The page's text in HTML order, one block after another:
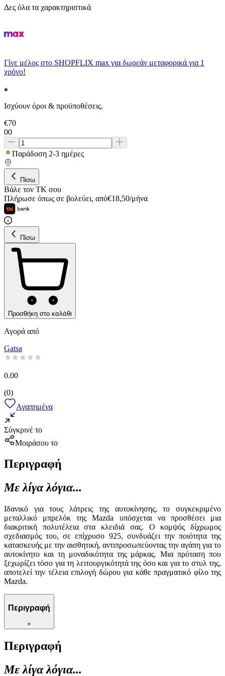
Δες όλα τα χαρακτηριστικά
Γίνε μέλος στο SHOPFLIX max για δωρεάν μεταφορικά για 1
χρόνο!
Ισχύουν όροι & προϋποθέσεις.
€70
00
Παράδοση 2-3 ημέρες
Πίσω
Βάλε τον ΤΚ σου
Πλήρωσε όπως σε βολεύει, από€18,50/μήνα
Πίσω
Προσθήκη στο καλάθι
Αγορά από
Gatsa
0.00
(0)
Αγαπημένα
Σύγκρινέ το
Μοιράσου το
Περιγραφή
Με λίγα λόγια...
Ιδανικό για τους λάτρεις της αυτοκίνησης, το συγκεκριμένο
μεταλλικό μπρελόκ της Mazda υπόσχεται να προσθέσει μια
διακριτική πολυτέλεια στα κλειδιά σας. Ο κομψός δίχρωμος
σχεδιασμός του, σε επίχρυσο 925, συνδυάζει την ποιότητα της
κατασκευής με την αισθητική, αντιπροσωπεύοντας την αγάπη για το
αυτοκίνητο και τη μοναδικότητα της μάρκας. Μια πρόταση που
ξεχωρίζει τόσο για τη λειτουργικότητά της όσο και για το στυλ της,
αποτελεί την τέλεια επιλογή δώρου για κάθε πραγματικό φίλο της
Mazda.
Περιγραφή
+
Περιγραφή
Με λίγα λόγια...